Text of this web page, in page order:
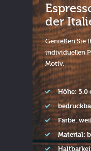
der
Genießen Sie
individuellen
Motiv.
Höhe: 5,0
Farbe:
Material: